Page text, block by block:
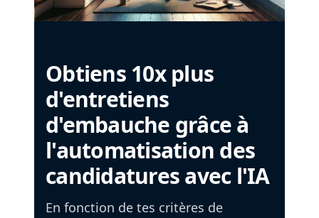
Obtiens 10x plus
d'entretiens
d'embauche grâce à
l'automatisation des
candidatures avec l'IA
En fonction de tes critères de